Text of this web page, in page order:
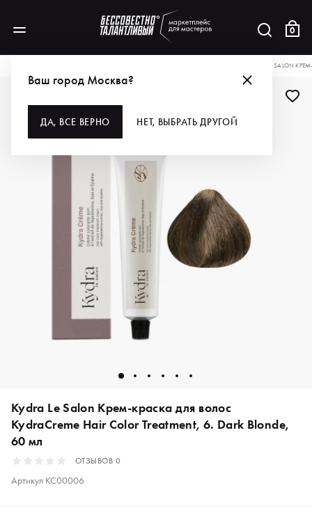
0
Ваш город Москва?
ДА, ВСЕ ВЕРНО НЕТ, ВЫБРАТЬ ДРУГОЙ
KYDRA LE SALON
БЕСТСЕЛЛЕР
Kydra Le Salon Крем-краска для волос
KydraCreme Hair Color Treatment, 6. Dark Blonde,
60 мл
ОТЗЫВОВ 0
Артикул KC00006